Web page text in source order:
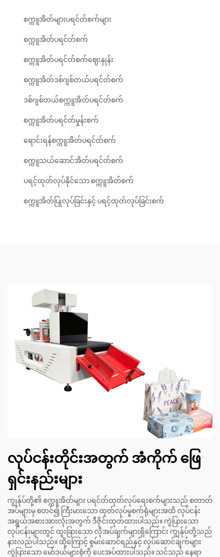
စက္ကူအိတ်များပရင်တ်စက်များ
စက္ကူအိတ်ပရင်တ်စက်
စက္ကူအိတ်ပရင်တ်စက်ဈေးနှုန်း
စက္ကူအိတ်ဒစ်ဂျစ်တယ်ပရင်တ်စက်
ဒစ်ဂျစ်တယ်စက္ကူအိတ်ပရင်တ်စက်
စက္ကူအိတ်ပရင်တ်မှုန်းစက်
ရောင်းရန်စက္ကူအိတ်ပရင်တ်စက်
စက္ကူသယ်ဆောင်အိတ်ပရင်တ်စက်
ပရင့်ထုတ်လုပ်နိုင်သော စက္ကူအိတ်စက်
စက္ကူအိတ်ပြုလုပ်ခြင်းနှင့် ပရင့်ထုတ်လုပ်ခြင်းစက်
လုပ်ငန်းတိုင်းအတွက် အံကိုက် ဖြေ
ရှင်းနည်းများ
ကျွန်ုပ်တို့၏ စက္ကူအိတ်များ ပရင်တ်ထုတ်လုပ်ရေးစက်များသည် စတာတ်
အပ်များမှ စတင်၍ ကြီးမားသော ထုတ်လုပ်မှုစက်ရုံများအထိ လုပ်ငန်း
အရွယ်အစားအားလုံးအတွက် ဒီဇိုင်းထုတ်ထားပါသည်။ ကွဲပြားသော
လုပ်ငန်းများတွင် ထူးခြားသော လိုအပ်ချက်များရှိကြောင်း ကျွန်ုပ်တို့သည်
နားလည်ပါသည်။ ထို့ကြောင့် စွမ်းဆောင်ရည်နှင့် လုပ်ဆောင်ချက်များ
ကွဲပြားသော မော်ဒယ်များစုံကို ပေးအပ်ထားပါသည်။ သင်သည် နေရာ